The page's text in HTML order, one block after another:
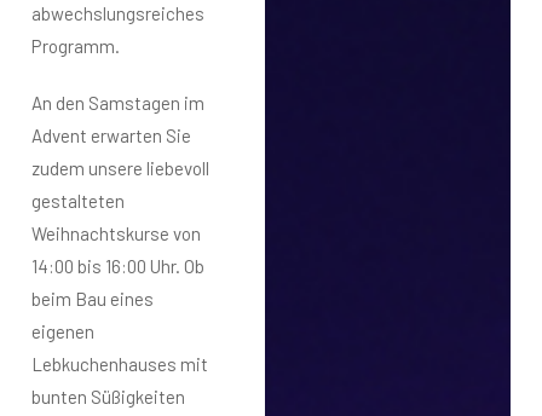
abwechslungsreiches
Programm.
An den Samstagen im
Advent erwarten Sie
zudem unsere liebevoll
gestalteten
Weihnachtskurse von
14:00 bis 16:00 Uhr. Ob
beim Bau eines
eigenen
Lebkuchenhauses mit
bunten Süßigkeiten